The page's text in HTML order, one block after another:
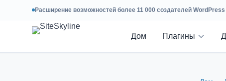
Расширение возможностей более 11 000 создателей WordPress
Дом Плагины